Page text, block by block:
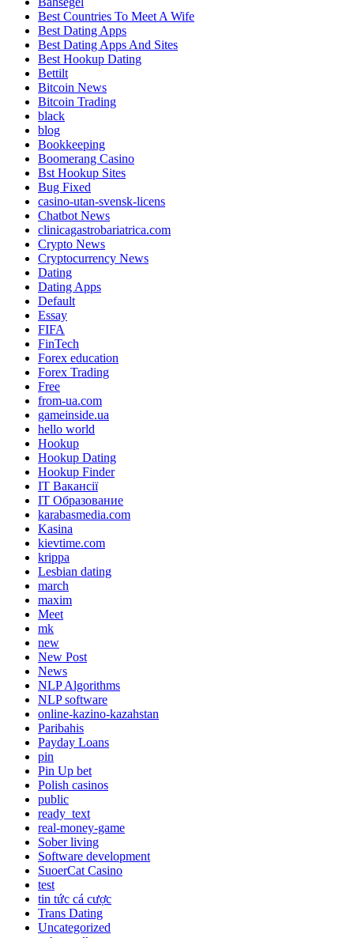
Best Countries To Meet A Wife
Best Dating Apps
Best Dating Apps And Sites
Best Hookup Dating
Bettilt
Bitcoin News
Bitcoin Trading
black
blog
Bookkeeping
Boomerang Casino
Bst Hookup Sites
Bug Fixed
casino-utan-svensk-licens
Chatbot News
clinicagastrobariatrica.com
Crypto News
Cryptocurrency News
Dating
Dating Apps
Default
Essay
FIFA
FinTech
Forex education
Forex Trading
Free
from-ua.com
gameinside.ua
hello world
Hookup
Hookup Dating
Hookup Finder
IT Вакансії
IT Образование
karabasmedia.com
Kasina
kievtime.com
krippa
Lesbian dating
march
maxim
Meet
mk
new
New Post
News
NLP Algorithms
NLP software
online-kazino-kazahstan
Paribahis
Payday Loans
pin
Pin Up bet
Polish casinos
public
ready_text
real-money-game
Sober living
Software development
SuoerCat Casino
test
tin tức cá cược
Trans Dating
Uncategorized